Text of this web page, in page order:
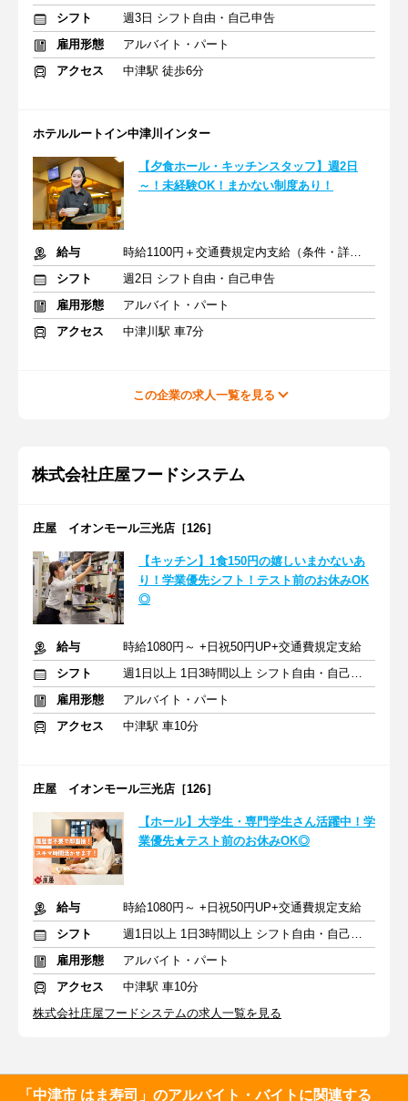
シフト
週3日 シフト自由・自己申告
雇用形態
アルバイト・パート
アクセス
中津駅 徒歩6分
ホテルルートイン中津川インター
【夕食ホール・キッチンスタッフ】週2日
～！未経験OK！まかない制度あり！
給与
時給1100円＋交通費規定内支給（条件・詳細は面接にて）
シフト
週2日 シフト自由・自己申告
雇用形態
アルバイト・パート
アクセス
中津川駅 車7分
この企業の求人一覧を見る
株式会社庄屋フードシステム
庄屋 イオンモール三光店［126］
【キッチン】1食150円の嬉しいまかないあ
り！学業優先シフト！テスト前のお休みOK
◎
給与
時給1080円～ +日祝50円UP+交通費規定支給
シフト
週1日以上 1日3時間以上 シフト自由・自己申告
雇用形態
アルバイト・パート
アクセス
中津駅 車10分
庄屋 イオンモール三光店［126］
【ホール】大学生・専門学生さん活躍中！学
業優先★テスト前のお休みOK◎
給与
時給1080円～ +日祝50円UP+交通費規定支給
シフト
週1日以上 1日3時間以上 シフト自由・自己申告
雇用形態
アルバイト・パート
アクセス
中津駅 車10分
株式会社庄屋フードシステムの求人一覧を見る
「中津市 はま寿司」のアルバイト・バイトに関連する